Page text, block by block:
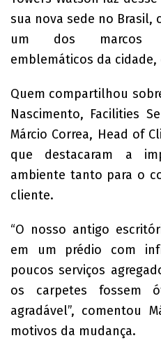
sua nova sede no Brasil,
um dos marcos
emblemáticos da
Quem compartilhou
Nascimento, Facilities
Márcio Correa, Head of
que destacaram a
ambiente tanto para o
cliente.
“O nosso antigo
em um prédio com
poucos serviços
os carpetes fossem
agradável”, comentou
motivos da mudança.